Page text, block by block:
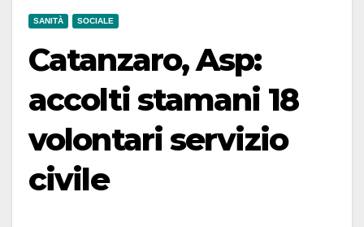
SANITÀ SOCIALE
Catanzaro, Asp:
accolti stamani 18
volontari servizio
civile